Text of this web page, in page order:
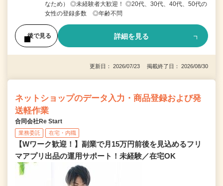
なため） ◎未経験者大歓迎！ ◎20代、30代、40代、50代の
女性の登録多数 ◎年齢不問
後で見る 詳細を見る
更新日： 2026/07/23 掲載終了日： 2026/08/30
ネットショップのデータ入力・商品登録および発
送軽作業
合同会社Re Start
業務委託 在宅・内職
【Wワーク歓迎！】副業で月15万円前後を見込めるフリ
マアプリ出品の運用サポート！未経験／在宅OK